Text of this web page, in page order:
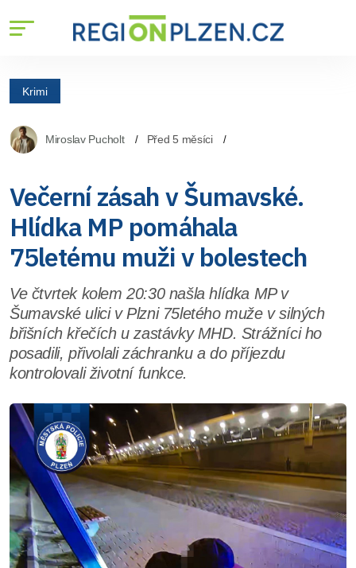
Krimi
Miroslav Pucholt Před 5 měsíci
Večerní zásah v Šumavské.
Hlídka MP pomáhala
75letému muži v bolestech
Ve čtvrtek kolem 20:30 našla hlídka MP v
Šumavské ulici v Plzni 75letého muže v silných
břišních křečích u zastávky MHD. Strážníci ho
posadili, přivolali záchranku a do příjezdu
kontrolovali životní funkce.